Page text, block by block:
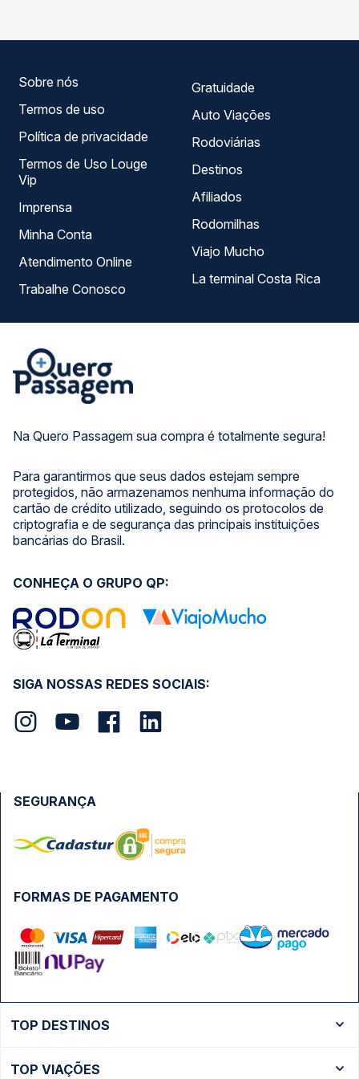
Na Quero Passagem sua compra é totalmente segura!
Para garantirmos que seus dados estejam sempre
protegidos, não armazenamos nenhuma informação do
cartão de crédito utilizado, seguindo os protocolos de
criptografia e de segurança das principais instituições
bancárias do Brasil.
Sobre nós
Termos de uso
Política de privacidade
Termos de Uso Louge
Vip
Imprensa
Minha Conta
Atendimento Online
Trabalhe Conosco
Gratuidade
Auto Viações
Rodoviárias
Destinos
Afiliados
Rodomilhas
Viajo Mucho
La terminal Costa Rica
SIGA NOSSAS REDES SOCIAIS:
CONHEÇA O GRUPO QP:
FORMAS DE PAGAMENTO
SEGURANÇA
TOP DESTINOS
TOP VIAÇÕES